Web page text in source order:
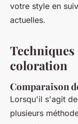
votre style en
actuelles.
coloration
Comparaison
Lorsqu'il s'agit
plusieurs